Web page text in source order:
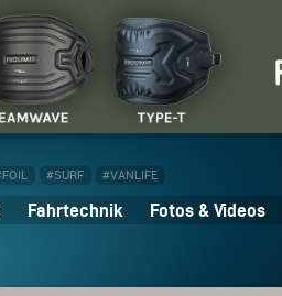
#SURF #VANLIFE
Fahrtechnik Fotos & Videos